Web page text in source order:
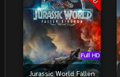
Full HD
Jurassic World Fallen